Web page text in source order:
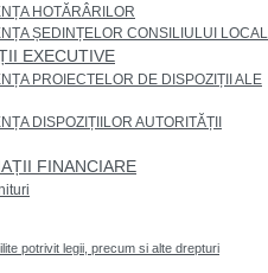
HOTĂRÂRILOR
ȘEDINȚELOR CONSILIULUI LOCAL
EXECUTIVE
PROIECTELOR DE DISPOZIȚII ALE
DISPOZIȚIILOR AUTORITĂȚII
FINANCIARE
potrivit legii, precum si alte drepturi